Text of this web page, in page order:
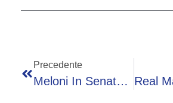
Precedente
Meloni In Senato: “Tensioni Geopolitiche Incidono Su Crescita. Porte Aperte A Chi Vuole Collaborare”